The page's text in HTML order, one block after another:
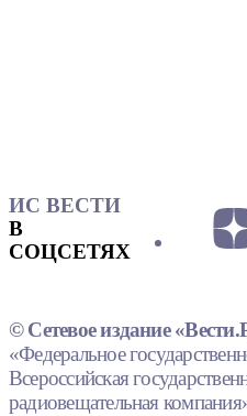
ИС ВЕСТИ
В
СОЦСЕТЯХ
© Сетевое издание
«Федеральное
Всероссийская
радиовещательная